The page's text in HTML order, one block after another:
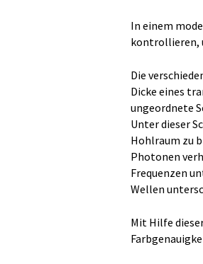
In einem
kontrollieren,
Die
Dicke eines
ungeordnete
Unter dieser
Hohlraum zu
Photonen
Frequenzen
Wellen
Mit Hilfe